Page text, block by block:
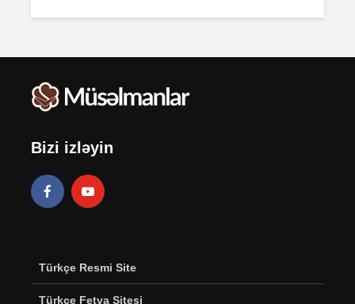
Bizi izləyin
Türkçe Resmi Site
Türkçe Fetva Sitesi